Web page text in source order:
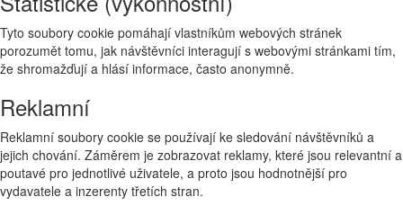
Tyto soubory cookie pomáhají vlastníkům webových stránek
porozumět tomu, jak návštěvníci interagují s webovými stránkami tím,
že shromažďují a hlásí informace, často anonymně.
Reklamní
Reklamní soubory cookie se používají ke sledování návštěvníků a
jejich chování. Záměrem je zobrazovat reklamy, které jsou relevantní a
poutavé pro jednotlivé uživatele, a proto jsou hodnotnější pro
vydavatele a inzerenty třetích stran.